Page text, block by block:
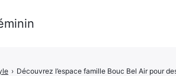
› Découvrez l’espace famille Bouc Bel Air pour